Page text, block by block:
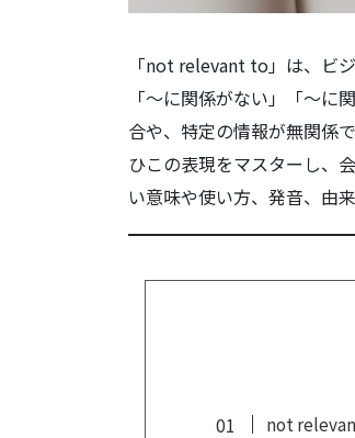
「not relevant to」は、ビ
「〜に関係がない」「〜
合や、特定の情報が無関係
ひこの表現をマスターし、
い意味や使い方、発音、由
not